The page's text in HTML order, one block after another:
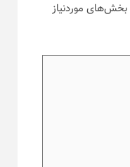
بخش‌های موردنیاز